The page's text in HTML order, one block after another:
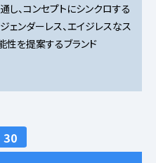
し、コンセプトにシンクロする
ンダーレス、エイジレスなス
性を提案するブランド
30